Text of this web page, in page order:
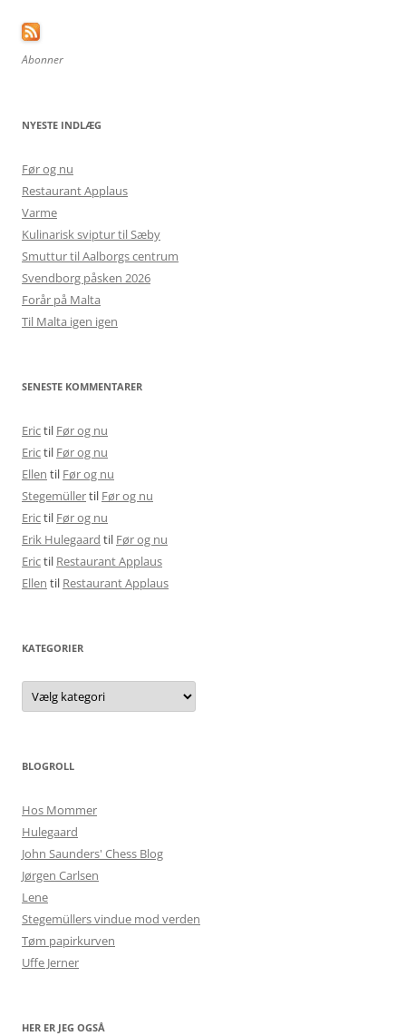
Abonner
NYESTE INDLÆG
Før og nu
Restaurant Applaus
Varme
Kulinarisk sviptur til Sæby
Smuttur til Aalborgs centrum
Svendborg påsken 2026
Forår på Malta
Til Malta igen igen
SENESTE KOMMENTARER
Erictil Før og nu
Erictil Før og nu
Ellen til Før og nu
Stegemüllertil Før og nu
Erictil Før og nu
Erik Hulegaard til Før og nu
Erictil Restaurant Applaus
Ellen til Restaurant Applaus
KATEGORIER
Kategorier
BLOGROLL
Hos Mommer
Hulegaard
John Saunders' Chess Blog
Jørgen Carlsen
Lene
Stegemüllers vindue mod verden
Tøm papirkurven
Uffe Jerner
HER ER JEG OGSÅ